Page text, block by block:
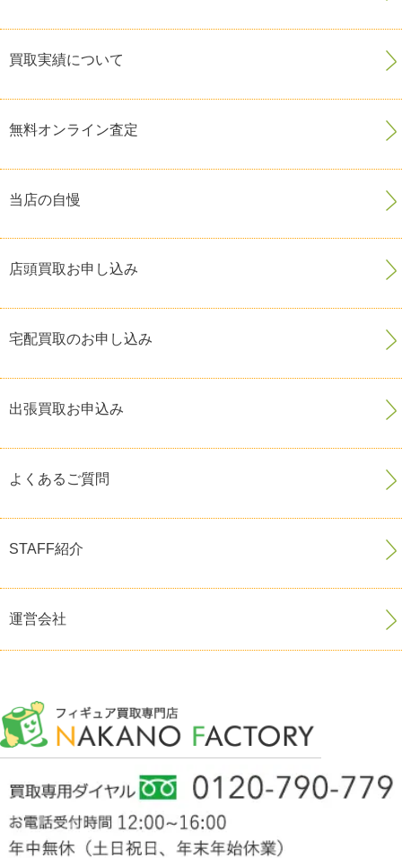
買取実績について
無料オンライン査定
当店の自慢
店頭買取お申し込み
宅配買取のお申し込み
出張買取お申込み
よくあるご質問
STAFF紹介
運営会社